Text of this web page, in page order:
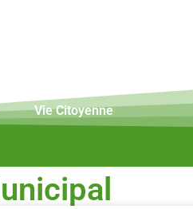
Vie Citoyenne